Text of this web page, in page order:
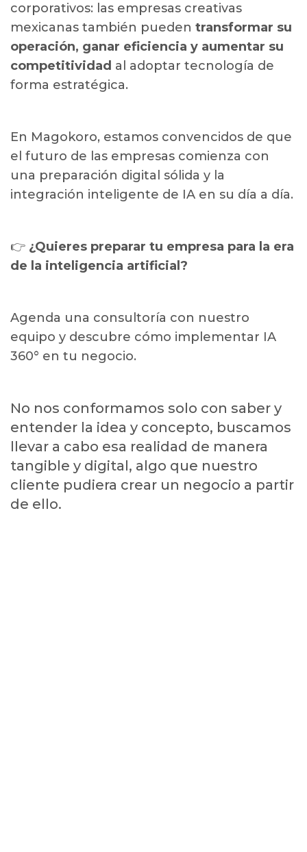
corporativos: las empresas creativas
mexicanas también pueden transformar su
operación, ganar eficiencia y aumentar su
competitividad al adoptar tecnología de
forma estratégica.
En Magokoro, estamos convencidos de que
el futuro de las empresas comienza con
una preparación digital sólida y la
integración inteligente de IA en su día a día.
👉 ¿Quieres preparar tu empresa para la era
de la inteligencia artificial?
Agenda una consultoría con nuestro
equipo y descubre cómo implementar IA
360° en tu negocio.
No nos conformamos solo con saber y
entender la idea y concepto, buscamos
llevar a cabo esa realidad de manera
tangible y digital, algo que nuestro
cliente pudiera crear un negocio a partir
de ello.